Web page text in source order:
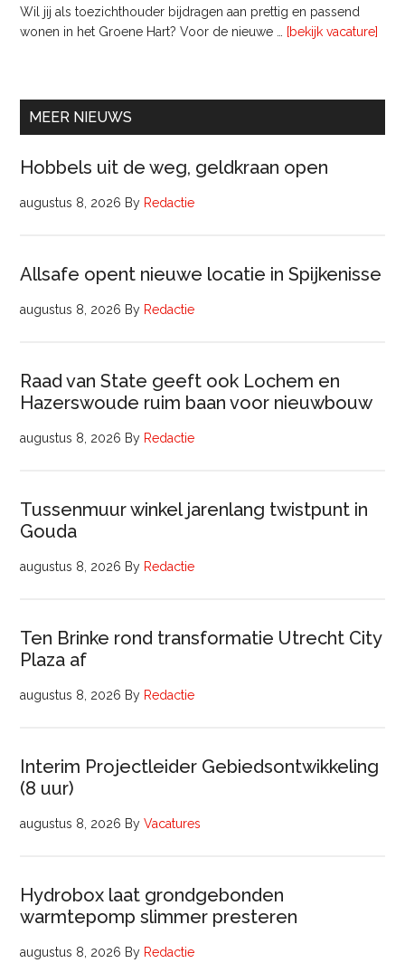
Wil jij als toezichthouder bijdragen aan prettig en passend
wonen in het Groene Hart? Voor de nieuwe …
[bekijk vacature]
MEER NIEUWS
Hobbels uit de weg, geldkraan open
augustus 8, 2026 By Redactie
Allsafe opent nieuwe locatie in Spijkenisse
augustus 8, 2026 By Redactie
Raad van State geeft ook Lochem en
Hazerswoude ruim baan voor nieuwbouw
augustus 8, 2026 By Redactie
Tussenmuur winkel jarenlang twistpunt in
Gouda
augustus 8, 2026 By Redactie
Ten Brinke rond transformatie Utrecht City
Plaza af
augustus 8, 2026 By Redactie
Interim Projectleider Gebiedsontwikkeling
(8 uur)
augustus 8, 2026 ByVacatures
Hydrobox laat grondgebonden
warmtepomp slimmer presteren
augustus 8, 2026 By Redactie